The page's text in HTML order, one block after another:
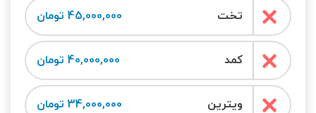
تخت 45,000,000 تومان
کمد 40,000,000 تومان
ویترین 34,000,000 تومان